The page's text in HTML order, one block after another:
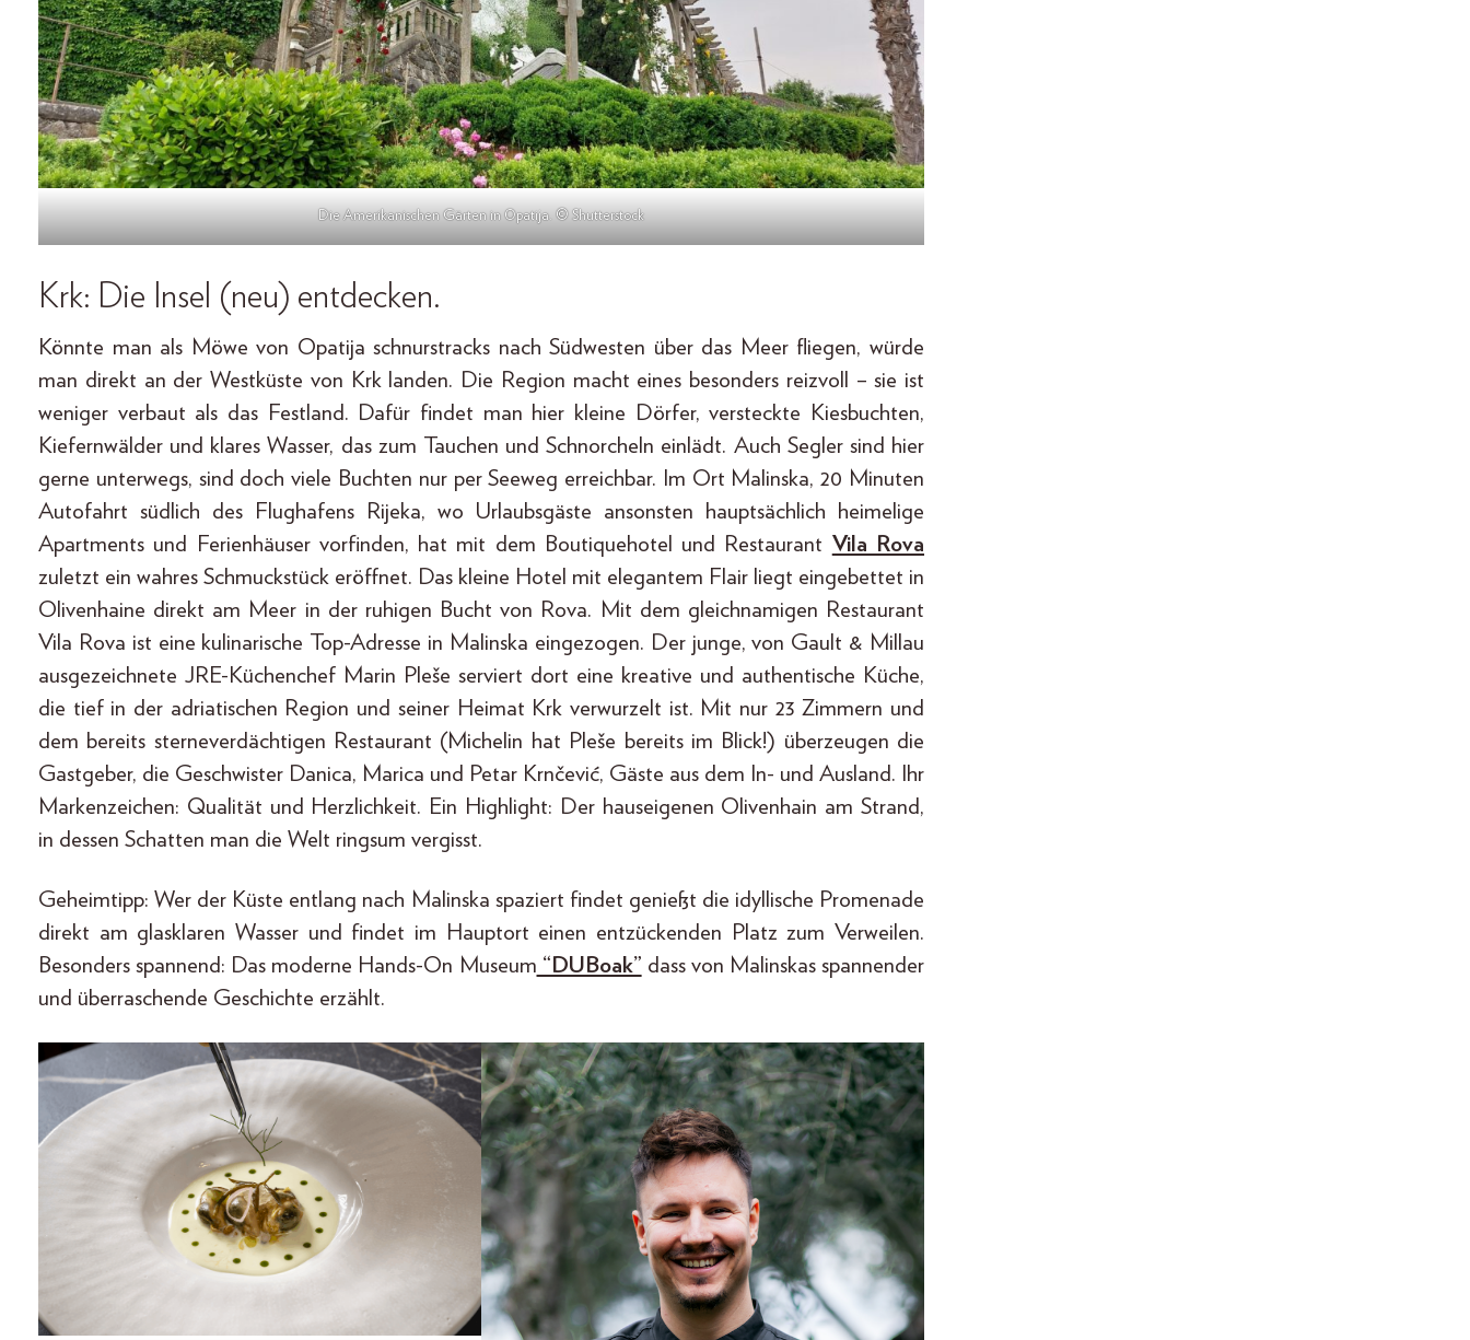
Die Amerikanischen Gärten in Opatija. © Shutterstock
Krk: Die Insel (neu) entdecken.
Könnte man als Möwe von Opatija schnurstracks nach Südwesten über das Meer fliegen, würde
man direkt an der Westküste von Krk landen. Die Region macht eines besonders reizvoll – sie ist
weniger verbaut als das Festland. Dafür findet man hier kleine Dörfer, versteckte Kiesbuchten,
Kiefernwälder und klares Wasser, das zum Tauchen und Schnorcheln einlädt. Auch Segler sind hier
gerne unterwegs, sind doch viele Buchten nur per Seeweg erreichbar. Im Ort Malinska, 20 Minuten
Autofahrt südlich des Flughafens Rijeka, wo Urlaubsgäste ansonsten hauptsächlich heimelige
Apartments und Ferienhäuser vorfinden, hat mit dem Boutiquehotel und Restaurant Vila Rova
zuletzt ein wahres Schmuckstück eröffnet. Das kleine Hotel mit elegantem Flair liegt eingebettet in
Olivenhaine direkt am Meer in der ruhigen Bucht von Rova. Mit dem gleichnamigen Restaurant
Vila Rova ist eine kulinarische Top-Adresse in Malinska eingezogen. Der junge, von Gault & Millau
ausgezeichnete JRE-Küchenchef Marin Pleše serviert dort eine kreative und authentische Küche,
die tief in der adriatischen Region und seiner Heimat Krk verwurzelt ist. Mit nur 23 Zimmern und
dem bereits sterneverdächtigen Restaurant (Michelin hat Pleše bereits im Blick!) überzeugen die
Gastgeber, die Geschwister Danica, Marica und Petar Krnčević, Gäste aus dem In- und Ausland. Ihr
Markenzeichen: Qualität und Herzlichkeit. Ein Highlight: Der hauseigenen Olivenhain am Strand,
in dessen Schatten man die Welt ringsum vergisst.
Geheimtipp: Wer der Küste entlang nach Malinska spaziert findet genießt die idyllische Promenade
direkt am glasklaren Wasser und findet im Hauptort einen entzückenden Platz zum Verweilen.
Besonders spannend: Das moderne Hands-On Museum “DUBoak” dass von Malinskas spannender
und überraschende Geschichte erzählt.